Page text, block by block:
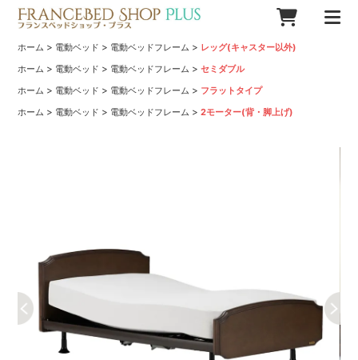
ホーム > 電動ベッド > 電動ベッドフレーム > レッグ(キャスター以外)
ホーム > 電動ベッド > 電動ベッドフレーム >セミダブル
ホーム > 電動ベッド > 電動ベッドフレーム > フラットタイプ
ホーム > 電動ベッド > 電動ベッドフレーム >2モーター(背・脚上げ)